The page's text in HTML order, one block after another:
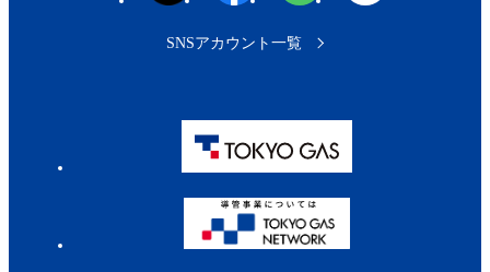
SNSアカウント一覧